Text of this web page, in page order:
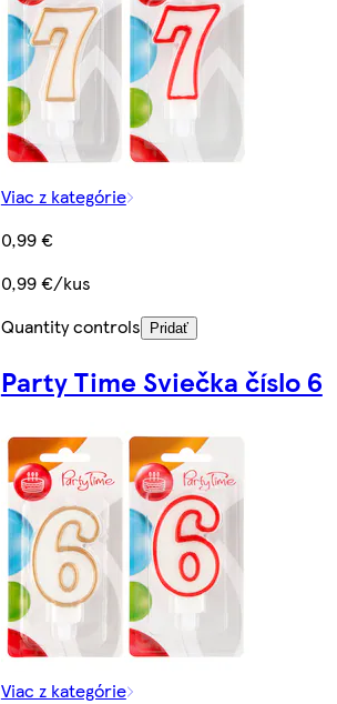
Viac z kategórie
0,99 €
0,99 €/kus
Quantity controls
Pridať
Party Time Sviečka číslo 6
Viac z kategórie